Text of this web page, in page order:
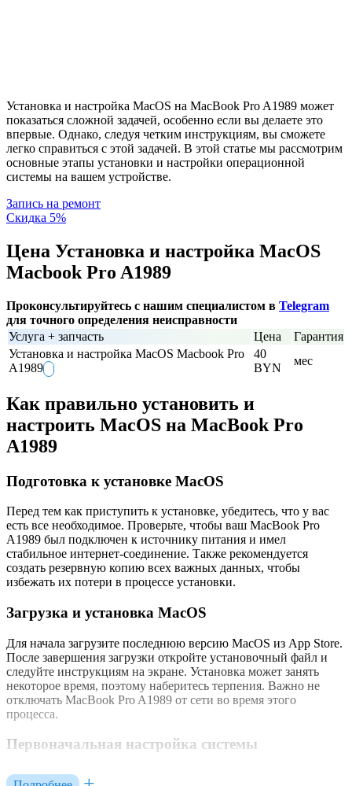
Установка и настройка MacOS на MacBook Pro A1989 может
показаться сложной задачей, особенно если вы делаете это
впервые. Однако, следуя четким инструкциям, вы сможете
легко справиться с этой задачей. В этой статье мы рассмотрим
основные этапы установки и настройки операционной
системы на вашем устройстве.
Запись на ремонт
Скидка 5%
Цена Установка и настройка MacОS
Macbook Pro A1989
Проконсультируйтесь с нашим специалистом в Telegram
для точного определения неисправности
Услуга + запчасть
Цена
Гарантия
Установка и настройка MacОS Macbook Pro
A1989
40
BYN
мес
Как правильно установить и
настроить MacOS на MacBook Pro
A1989
Подготовка к установке MacOS
Перед тем как приступить к установке, убедитесь, что у вас
есть все необходимое. Проверьте, чтобы ваш MacBook Pro
A1989 был подключен к источнику питания и имел
стабильное интернет-соединение. Также рекомендуется
создать резервную копию всех важных данных, чтобы
избежать их потери в процессе установки.
Загрузка и установка MacOS
Для начала загрузите последнюю версию MacOS из App Store.
После завершения загрузки откройте установочный файл и
следуйте инструкциям на экране. Установка может занять
некоторое время, поэтому наберитесь терпения. Важно не
отключать MacBook Pro A1989 от сети во время этого
процесса.
Первоначальная настройка системы
После завершения установки MacOS начнется процесс